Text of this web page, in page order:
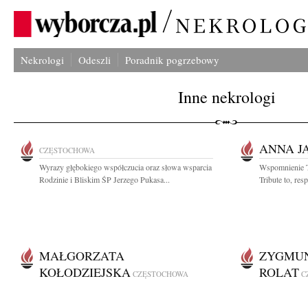
Nekrologi Odeszli Poradnik pogrzebowy
Inne nekrologi
CZĘSTOCHOWA
Wyrazy głębokiego współczucia oraz słowa wsparcia
Rodzinie i Bliskim ŚP Jerzego Pukasa...
ANNA
Wspomnienie
Tribute to,
MAŁGORZATA
KOŁODZIEJSKA CZĘSTOCHOWA
ROLAT